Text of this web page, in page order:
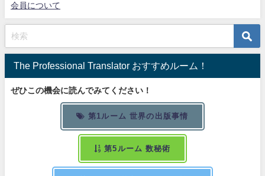
会員について
The Professional Translator おすすめルーム！
ぜひこの機会に読んでみてください！
第1ルーム 世界の出版事情
第5ルーム 数秘術